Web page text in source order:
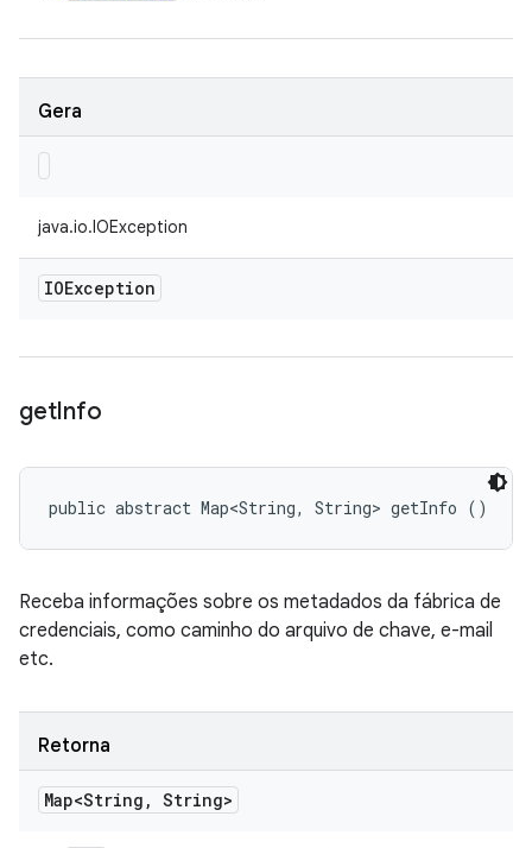
Gera
java.io.IOException
IOException
getInfo
public abstract Map<String, String> getInfo ()
Receba informações sobre os metadados da fábrica de
credenciais, como caminho do arquivo de chave, e-mail
etc.
Retorna
Map<String , String>